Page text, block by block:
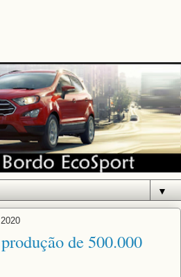
▼
de 500.000